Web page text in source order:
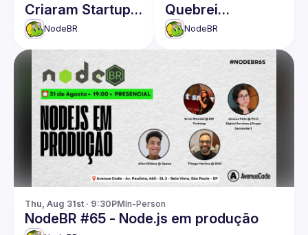
Criaram Startups
🚀 NodeBR
Quebrei
produção! E
agora?
NodeBR
Thu, Aug 31st · 9:30PMIn-Person
NodeBR #65 - Node.js em produção